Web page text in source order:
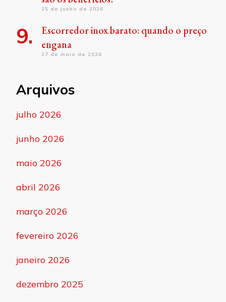
15 de junho de 2026
Escorredor inox barato: quando o preço
engana
27 de maio de 2026
Arquivos
julho 2026
junho 2026
maio 2026
abril 2026
março 2026
fevereiro 2026
janeiro 2026
dezembro 2025